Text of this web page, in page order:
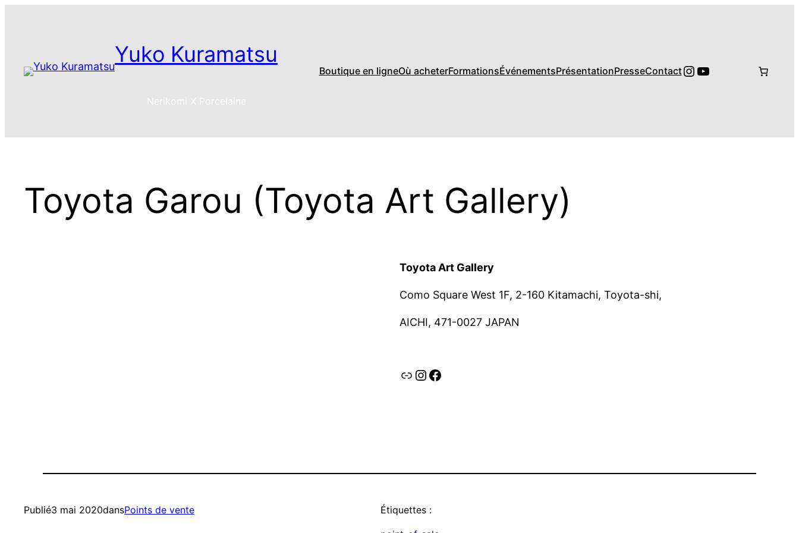
Yuko Kuramatsu
Nerikomi X Porcelaine
Boutique en ligneOù acheterFormationsÉvénementsPrésentationPresseContactInstagram
YouTube
Toyota Garou (Toyota Art Gallery)
Toyota Art Gallery
Como Square West 1F, 2-160 Kitamachi, Toyota-shi,
AICHI, 471-0027 JAPAN
Lien Instagram Facebook
Publié3 mai 2020dansPoints de vente Étiquettes :